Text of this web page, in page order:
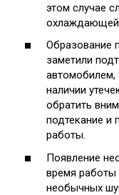
этом случае
охлаждающей
Образование
заметили
автомобилем,
наличии
обратить
подтекание и
работы.
Появление
время работы
необычных